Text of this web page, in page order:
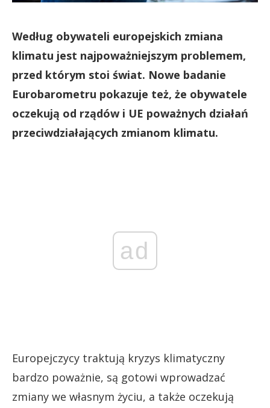
Według obywateli europejskich zmiana
klimatu jest najpoważniejszym problemem,
przed którym stoi świat. Nowe badanie
Eurobarometru pokazuje też, że obywatele
oczekują od rządów i UE poważnych działań
przeciwdziałających zmianom klimatu.
ad
Europejczycy traktują kryzys klimatyczny
bardzo poważnie, są gotowi wprowadzać
zmiany we własnym życiu, a także oczekują